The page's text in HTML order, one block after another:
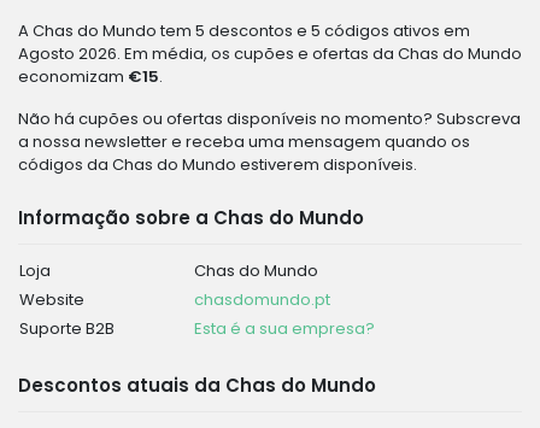
A Chas do Mundo tem 5 descontos e 5 códigos ativos em
Agosto 2026. Em média, os cupões e ofertas da Chas do Mundo
economizam €15.
Não há cupões ou ofertas disponíveis no momento? Subscreva
a nossa newsletter e receba uma mensagem quando os
códigos da Chas do Mundo estiverem disponíveis.
Informação sobre a Chas do Mundo
Loja
Chas do Mundo
Website
chasdomundo.pt
Suporte B2B
Esta é a sua empresa?
Descontos atuais da Chas do Mundo